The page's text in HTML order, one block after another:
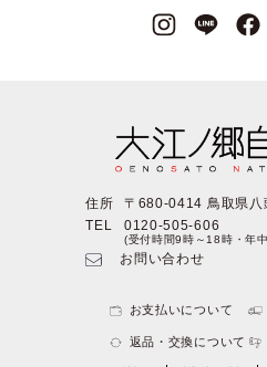
住所
〒680-0414 鳥取県八
TEL
0120-505-606
(受付時間9時～18時・年
お問い合わせ
お支払いについて
返品・交換について